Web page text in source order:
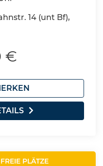
14 (unt Bf),
€
FREIE PLÄTZE